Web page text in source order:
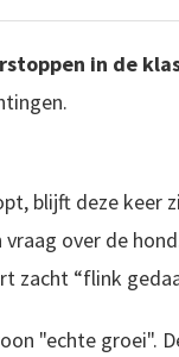
in de
blijft deze keer
over de
zacht “flink
"echte groei".